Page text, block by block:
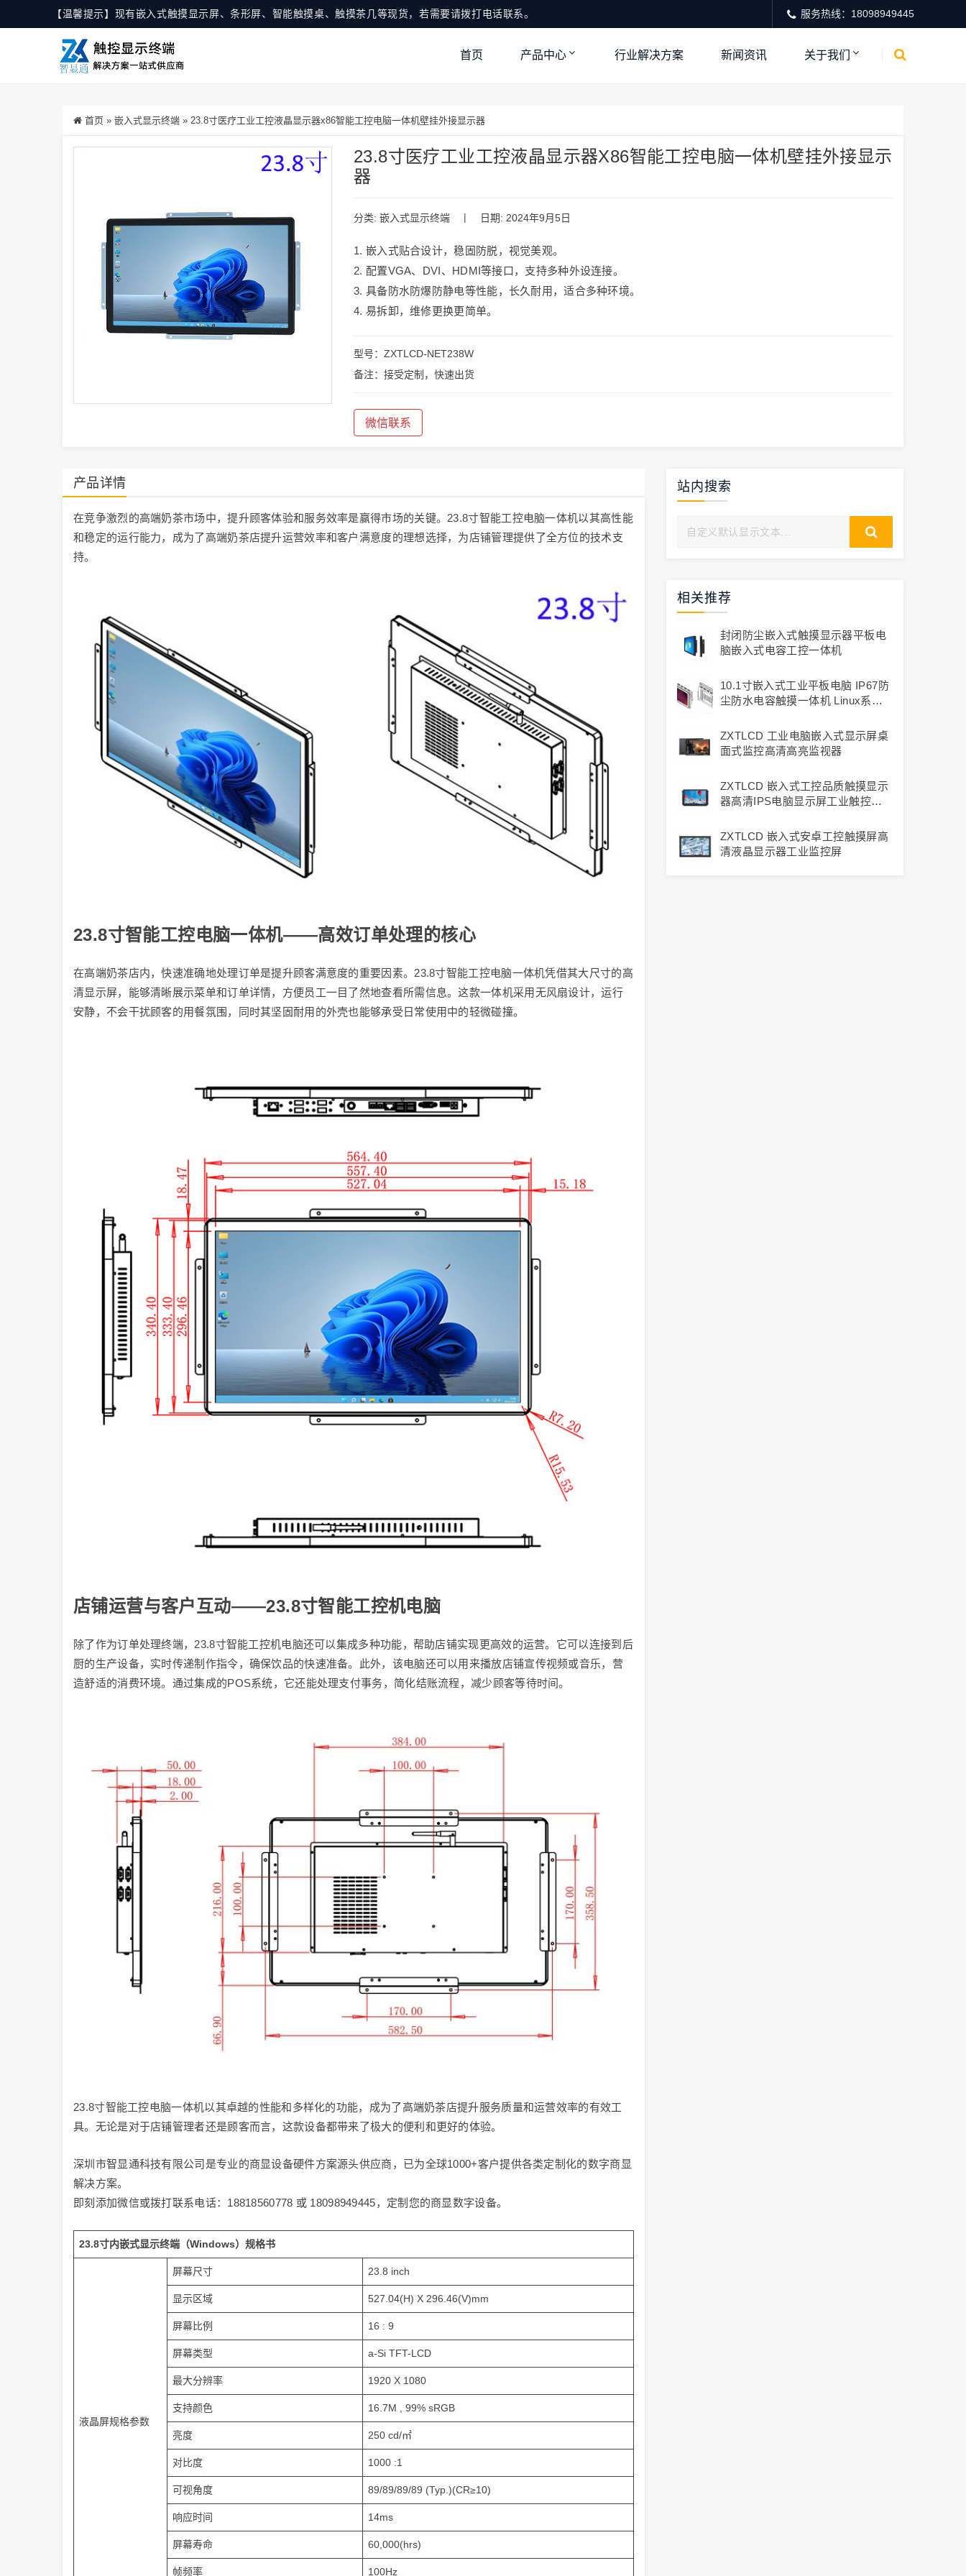
【温馨提示】现有嵌入式触摸显示屏、条形屏、智能触摸桌、触摸茶几等现货，若需要请拨打电话联系。 服务热线：18098949445
首页 产品中心 行业解决方案 新闻资讯 关于我们
首页 » 嵌入式显示终端 » 23.8寸医疗工业工控液晶显示器x86智能工控电脑一体机壁挂外接显示器
23.8寸医疗工业工控液晶显示器x86智能工控电脑一体机壁挂外接显示
器
分类: 嵌入式显示终端 | 日期: 2024年9月5日
1. 嵌入式贴合设计，稳固防脱，视觉美观。
2. 配置VGA、DVI、HDMI等接口，支持多种外设连接。
3. 具备防水防爆防静电等性能，长久耐用，适合多种环境。
4. 易拆卸，维修更换更简单。
型号：ZXTLCD-NET238W
备注：接受定制，快速出货
微信联系
产品详情
在竞争激烈的高端奶茶市场中，提升顾客体验和服务效率是赢得市场的关键。23.8寸智能工控电脑一体机以其高性能
和稳定的运行能力，成为了高端奶茶店提升运营效率和客户满意度的理想选择，为店铺管理提供了全方位的技术支
持。
23.8寸智能工控电脑一体机——高效订单处理的核心
在高端奶茶店内，快速准确地处理订单是提升顾客满意度的重要因素。23.8寸智能工控电脑一体机凭借其大尺寸的高
清显示屏，能够清晰展示菜单和订单详情，方便员工一目了然地查看所需信息。这款一体机采用无风扇设计，运行
安静，不会干扰顾客的用餐氛围，同时其坚固耐用的外壳也能够承受日常使用中的轻微碰撞。
店铺运营与客户互动——23.8寸智能工控机电脑
除了作为订单处理终端，23.8寸智能工控机电脑还可以集成多种功能，帮助店铺实现更高效的运营。它可以连接到后
厨的生产设备，实时传递制作指令，确保饮品的快速准备。此外，该电脑还可以用来播放店铺宣传视频或音乐，营
造舒适的消费环境。通过集成的POS系统，它还能处理支付事务，简化结账流程，减少顾客等待时间。
23.8寸智能工控电脑一体机以其卓越的性能和多样化的功能，成为了高端奶茶店提升服务质量和运营效率的有效工
具。无论是对于店铺管理者还是顾客而言，这款设备都带来了极大的便利和更好的体验。
深圳市智显通科技有限公司是专业的商显设备硬件方案源头供应商，已为全球1000+客户提供各类定制化的数字商显
解决方案。
即刻添加微信或拨打联系电话：18818560778 或 18098949445，定制您的商显数字设备。
23.8寸内嵌式显示终端（Windows）规格书
液晶屏规格参数
屏幕尺寸 23.8 inch
显示区域 527.04(H) X 296.46(V)mm
屏幕比例 16 : 9
屏幕类型 a-Si TFT-LCD
最大分辨率 1920 X 1080
支持颜色 16.7M , 99% sRGB
亮度 250 cd/㎡
对比度 1000 :1
可视角度 89/89/89/89 (Typ.)(CR≥10)
响应时间 14ms
屏幕寿命 60,000(hrs)
帧频率 100Hz
站内搜索
相关推荐
封闭防尘嵌入式触摸显示器平板电
脑嵌入式电容工控一体机
10.1寸嵌入式工业平板电脑 IP67防
尘防水电容触摸一体机 Linux系统
ZXTLCD 工业电脑嵌入式显示屏桌
面式监控高清高亮监视器
ZXTLCD 嵌入式工控品质触摸显示
器高清IPS电脑显示屏工业触控设
ZXTLCD 嵌入式安卓工控触摸屏高
清液晶显示器工业监控屏